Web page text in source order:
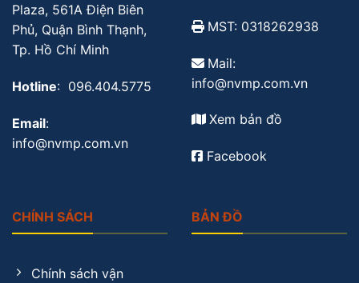
Plaza, 561A Điện Biên
Phủ, Quận Bình Thạnh,
Tp. Hồ Chí Minh
Hotline: 096.404.5775
Email:
info@nvmp.com.vn
MST: 0318262938
Mail:
info@nvmp.com.vn
Xem bản đồ
Facebook
CHÍNH SÁCH
Chính sách vận
BẢN ĐỒ